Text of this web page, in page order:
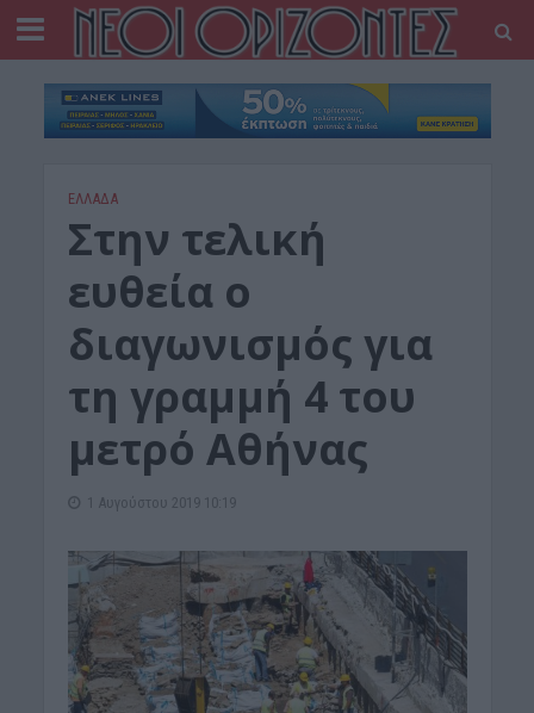
ΕΛΛΑΔΑ
Στην τελική
ευθεία ο
διαγωνισμός για
τη γραμμή 4 του
μετρό Αθήνας
1 Αυγούστου 2019 10:19